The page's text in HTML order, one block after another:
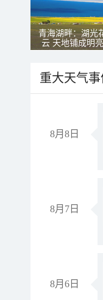
青海湖畔：湖光
云 天地铺成明
重大天气事
8月8日
8月7日
8月6日